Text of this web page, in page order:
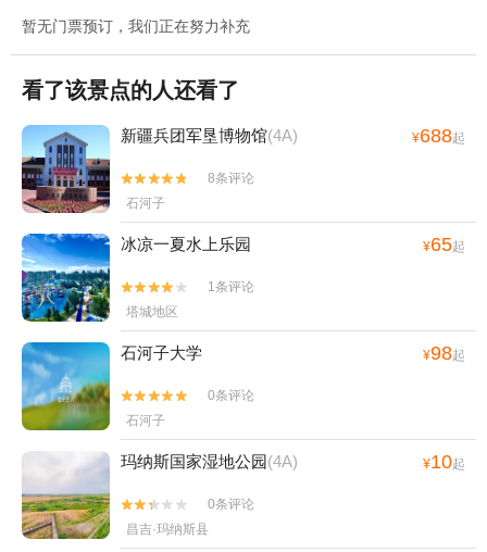
暂无门票预订，我们正在努力补充
看了该景点的人还看了
新疆兵团军垦博物馆(4A) ¥688起


8条评论
石河子
冰凉一夏水上乐园 ¥65起


1条评论
塔城地区
石河子大学 ¥98起


0条评论
石河子
玛纳斯国家湿地公园(4A) ¥10起


0条评论
昌吉·玛纳斯县